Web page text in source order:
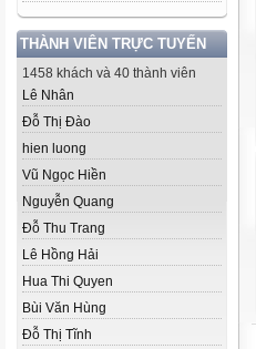
THÀNH VIÊN TRỰC TUYẾN
1458 khách và 40 thành viên
Lê Nhân
Đỗ Thị Đào
hien luong
Vũ Ngọc Hiền
Nguyễn Quang
Đỗ Thu Trang
Lê Hồng Hải
Hua Thi Quyen
Bùi Văn Hùng
Đỗ Thị Tĩnh